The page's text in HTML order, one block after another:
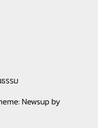
รรม
Newsup by